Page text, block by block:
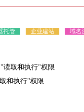
托管 企业建站 域名
读取和执行"权限
和执行"权限